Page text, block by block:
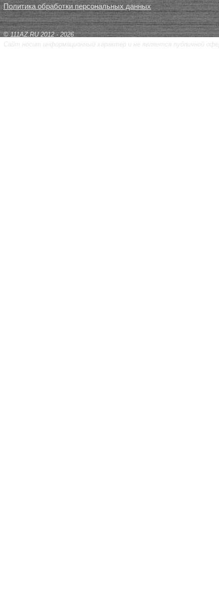
Политика обработки персональных данных
© 111AZ.RU 2012 - 2026
Сайт носит информационный характер и не является публичной